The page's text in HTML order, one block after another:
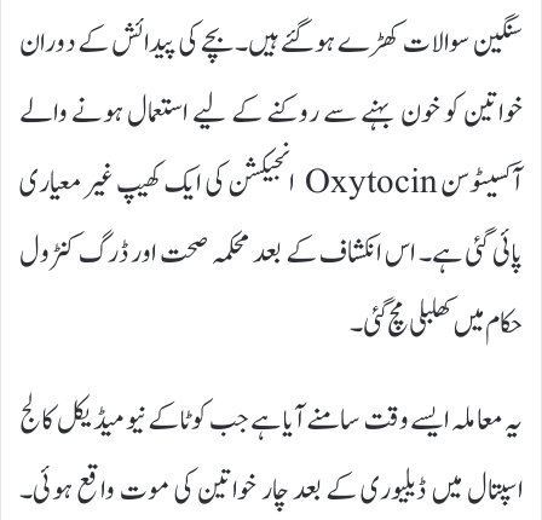
سنگین سوالات کھڑے ہوگئے ہیں۔ بچے کی پیدائش کے دوران
خواتین کو خون بہنے سے روکنے کے لیے استعمال ہونے والے
آکسیٹوسن Oxytocin انجیکشن کی ایک کھیپ غیر معیاری
پائی گئی ہے۔ اس انکشاف کے بعد محکمہ صحت اور ڈرگ کنٹرول
حکام میں کھلبلی مچ گئی۔
یہ معاملہ ایسے وقت سامنے آیا ہے جب کوٹا کے نیو میڈیکل کالج
اسپتال میں ڈیلیوری کے بعد چار خواتین کی موت واقع ہوئی۔